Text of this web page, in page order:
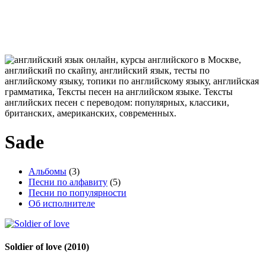
Sade
Альбомы (3)
Песни по алфавиту (5)
Песни по популярности
Об исполнителе
Soldier of love (2010)